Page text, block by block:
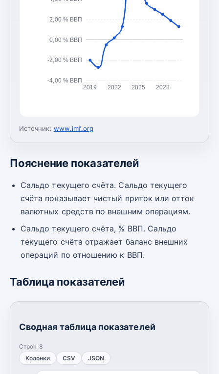
-4,00 % ВВП
-2,00 % ВВП
0,00 % ВВП
2,00 % ВВП
2019 2022 2025 2028
Источник: www.imf.org
Пояснение показателей
Сальдо текущего счёта. Сальдо текущего
счёта показывает чистый приток или отток
валютных средств по внешним операциям.
Сальдо текущего счёта, % ВВП. Сальдо
текущего счёта отражает баланс внешних
операций по отношению к ВВП.
Таблица показателей
Сводная таблица показателей
Строк: 8
Колонки
CSV JSON